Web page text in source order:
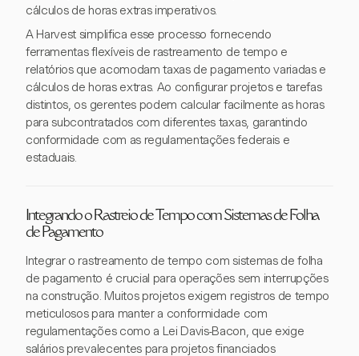
cálculos de horas extras imperativos.
A Harvest simplifica esse processo fornecendo
ferramentas flexíveis de rastreamento de tempo e
relatórios que acomodam taxas de pagamento variadas e
cálculos de horas extras. Ao configurar projetos e tarefas
distintos, os gerentes podem calcular facilmente as horas
para subcontratados com diferentes taxas, garantindo
conformidade com as regulamentações federais e
estaduais.
Integrando o Rastreio de Tempo com Sistemas de Folha
de Pagamento
Integrar o rastreamento de tempo com sistemas de folha
de pagamento é crucial para operações sem interrupções
na construção. Muitos projetos exigem registros de tempo
meticulosos para manter a conformidade com
regulamentações como a Lei Davis-Bacon, que exige
salários prevalecentes para projetos financiados